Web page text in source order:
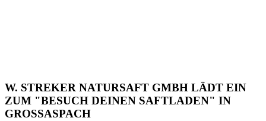
W. STREKER NATURSAFT GMBH LÄDT EIN
ZUM "BESUCH DEINEN SAFTLADEN" IN
GROSSASPACH